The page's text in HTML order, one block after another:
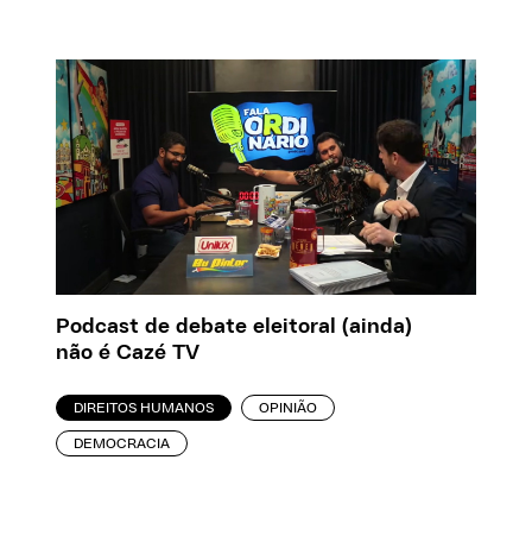
Podcast de debate eleitoral (ainda)
não é Cazé TV
DIREITOS HUMANOS OPINIÃO
DEMOCRACIA